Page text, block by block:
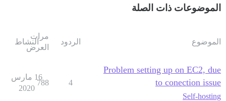
الموضوعات ذات الصلة
الموضوع الردود
مرات
العرض
النشاط
Problem setting up on EC2, due
to conection issue
Self-hosting
4
788
16 مارس
2020